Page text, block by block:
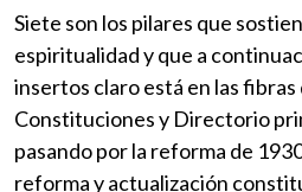
Siete son los pilares que
espiritualidad y que a
insertos claro está en las
Constituciones y Directorio
pasando por la reforma de
reforma y actualización